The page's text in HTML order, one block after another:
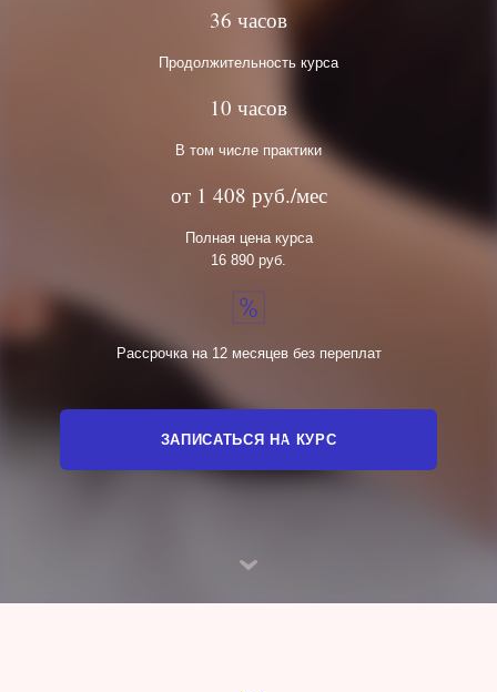
36 часов
Продолжительность курса
10 часов
В том числе практики
от 1 408 руб./мес
Полная цена курса
16 890 руб.
Рассрочка на 12 месяцев без переплат
ЗАПИСАТЬСЯ НА КУРС